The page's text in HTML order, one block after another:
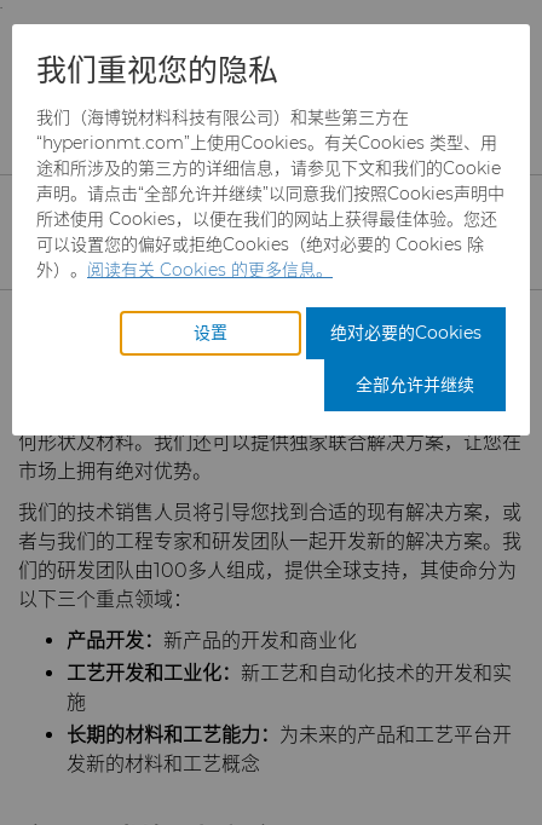
;
and information are based on this region.
Close Change region
CBN颗粒
CBN微粉
合成金刚石颗粒
金刚石微粉
制罐模具
冲杯模具解决方案
拉伸模具解决方案
缩颈模具解决方案
硬质合金棒料
高性能硬质合金棒料
专用硬质合金棒料
硬质合金轧辊
硬质合金辊环
Custom Cutting Tools
金刚石研磨膏
流体处理
航空航天
汽车
电子
能源与自然资源
食品与饮料
服务
刀具制造商解决方案
工程解决方案
服务车间
硬质合金回收
增材制造
刀具制造商解决方案
海博锐材料科技是工业用刀具坯料的领先制造商。我们以行
业领先的材料知识为深厚基础，面向以切削或成形的方式去
除材料的应用开发和生产坯料及产品。我们生产全面的硬质
合金、单晶金刚石、聚晶金刚石（PCD）、立方氮化硼
（CBN）和其他工具制造商解决方案。
您可以选择购买我们广泛的标准产品系列中的任何产品，也
可以利用我们的专业知识来满足您的特定需求。通过与我们
合作，我们可以开发出有效提升您的生产效率和竞争力的几
何形状及材料。我们还可以提供独家联合解决方案，让您在
市场上拥有绝对优势。
我们的技术销售人员将引导您找到合适的现有解决方案，或
者与我们的工程专家和研发团队一起开发新的解决方案。我
们的研发团队由100多人组成，提供全球支持，其使命分为
以下三个重点领域：
产品开发： 新产品的开发和商业化
工艺开发和工业化： 新工艺和自动化技术的开发和实
施
长期的材料和工艺能力： 为未来的产品和工艺平台开
发新的材料和工艺概念
我们重视您的隐私
我们（海博锐材料科技有限公司）和某些第三方在
“hyperionmt.com”上使用Cookies。有关Cookies 类型、用
途和所涉及的第三方的详细信息，请参见下文和我们的Cookie
声明。请点击“全部允许并继续”以同意我们按照Cookies声明中
所述使用 Cookies，以便在我们的网站上获得最佳体验。您还
可以设置您的偏好或拒绝Cookies（绝对必要的 Cookies 除
外）。 阅读有关 Cookies 的更多信息。
设置 绝对必要的Cookies
全部允许并继续